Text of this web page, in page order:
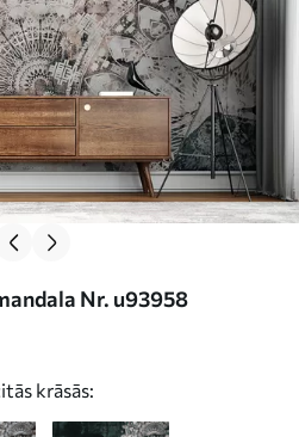
Nr. u93958
krāsās: